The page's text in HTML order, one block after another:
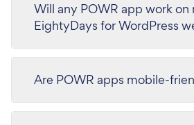
Will any POWR app work on
EightyDays for WordPress
Are POWR apps mobile-